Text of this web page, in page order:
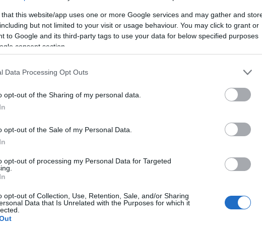
that this website/app uses one or more Google services and may gather and
but not limited to your visit or usage behaviour. You may click to grant or
to Google and its third-party tags to use your data for below specified purposes
consent section.
Data Processing Opt Outs
opt-out of the Sharing of my personal data.
opt-out of the Sale of my Personal Data.
opt-out of processing my Personal Data for Targeted
opt-out of Collection, Use, Retention, Sale, and/or Sharing
Data that Is Unrelated with the Purposes for which it
ünnepelt
2020-01-22.
Horváth Tomi és
karácsonyt
Heidi Klum és férje
az óceánparton